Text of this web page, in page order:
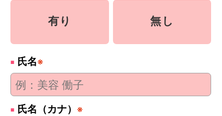
有り 無し
氏名※
氏名（カナ） ※